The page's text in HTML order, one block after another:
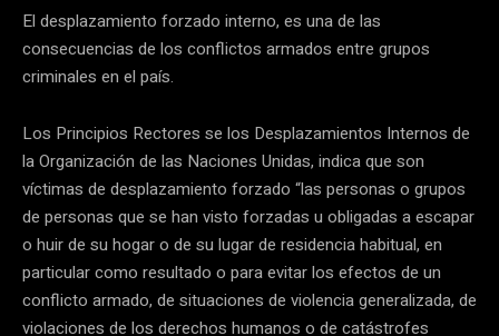
El desplazamiento forzado interno, es una de las
consecuencias de los conflictos armados entre grupos
criminales en el país.
Los Principios Rectores se los Desplazamientos Internos de
la Organización de las Naciones Unidas, indica que son
víctimas de desplazamiento forzado “las personas o grupos
de personas que se han visto forzadas u obligadas a escapar
o huir de su hogar o de su lugar de residencia habitual, en
particular como resultado o para evitar los efectos de un
conflicto armado, de situaciones de violencia generalizada, de
violaciones de los derechos humanos o de catástrofes